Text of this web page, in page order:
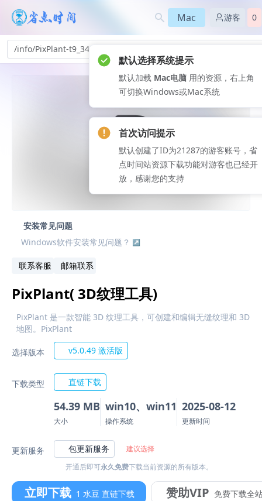
Mac 游客 0
/info/PixPlant-t9_345
安装常见问题
Windows软件安装常见问题？
联系客服 邮箱联系
PixPlant( 3D纹理工具)
PixPlant 是一款智能 3D 纹理工具，可创建和编辑无缝纹理和 3D
地图。PixPlant
选择版本 v5.0.49 激活版
下载类型 直链下载
54.39 MB
大小
win10、win11
操作系统
2025-08-12
更新时间
更新服务 包更新服务
建议选择
开通后即可永久免费下载当前资源的所有版本。
立即下载 1 水豆 直链下载 赞助VIP 免费下载全
默认选择系统提示
默认加载 Mac电脑 用的资源，右上角
可切换Windows或Mac系统
首次访问提示
默认创建了ID为21287的游客账号，省
点时间站资源下载功能对游客也已经开
放，感谢您的支持